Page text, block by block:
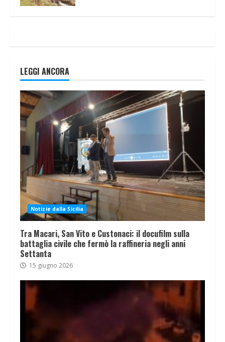
LEGGI ANCORA
Notizie dalla Sicilia
Tra Macari, San Vito e Custonaci: il docufilm sulla
battaglia civile che fermò la raffineria negli anni
Settanta
15 giugno 2026